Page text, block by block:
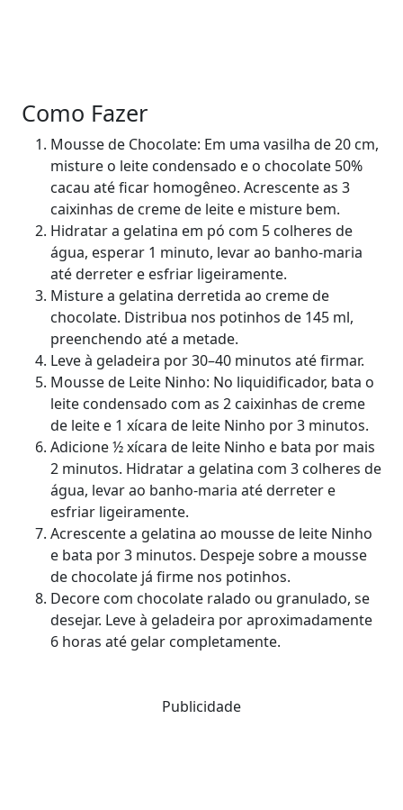
Como Fazer
Mousse de Chocolate: Em uma vasilha de 20 cm,
misture o leite condensado e o chocolate 50%
cacau até ficar homogêneo. Acrescente as 3
caixinhas de creme de leite e misture bem.
Hidratar a gelatina em pó com 5 colheres de
água, esperar 1 minuto, levar ao banho-maria
até derreter e esfriar ligeiramente.
Misture a gelatina derretida ao creme de
chocolate. Distribua nos potinhos de 145 ml,
preenchendo até a metade.
Leve à geladeira por 30–40 minutos até firmar.
Mousse de Leite Ninho: No liquidificador, bata o
leite condensado com as 2 caixinhas de creme
de leite e 1 xícara de leite Ninho por 3 minutos.
Adicione ½ xícara de leite Ninho e bata por mais
2 minutos. Hidratar a gelatina com 3 colheres de
água, levar ao banho-maria até derreter e
esfriar ligeiramente.
Acrescente a gelatina ao mousse de leite Ninho
e bata por 3 minutos. Despeje sobre a mousse
de chocolate já firme nos potinhos.
Decore com chocolate ralado ou granulado, se
desejar. Leve à geladeira por aproximadamente
6 horas até gelar completamente.
Publicidade